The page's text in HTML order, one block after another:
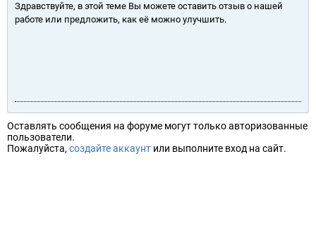
Здравствуйте, в этой теме Вы можете оставить отзыв о нашей
работе или предложить, как её можно улучшить.
Оставлять сообщения на форуме могут только авторизованные
пользователи.
Пожалуйста, создайте аккаунт или выполните вход на сайт.